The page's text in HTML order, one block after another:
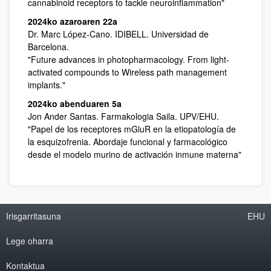
cannabinoid receptors to tackle neuroinflammation"
2024ko azaroaren 22a
Dr. Marc López-Cano. IDIBELL. Universidad de
Barcelona.
"Future advances in photopharmacology. From light-
activated compounds to Wireless path management
implants."
2024ko abenduaren 5a
Jon Ander Santas. Farmakologia Saila. UPV/EHU.
"Papel de los receptores mGluR en la etiopatología de
la esquizofrenia. Abordaje funcional y farmacológico
desde el modelo murino de activación inmune materna"
Irisgarritasuna
Lege oharra
Kontaktua
EHU